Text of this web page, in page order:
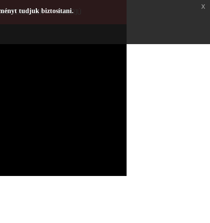
INTERJÚ
tudjuk biztosítani.
x